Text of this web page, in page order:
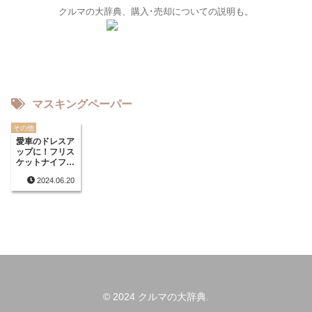
クルマの大辞典、購入･売却についての説明も。
マスキングペーパー
その他
愛車のドレスア
ップに！フリス
ケットナイフを
2024.06.20
© 2024 クルマの大辞典.